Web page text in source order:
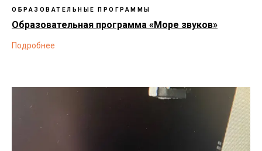
ОБРАЗОВАТЕЛЬНЫЕ ПРОГРАММЫ
Образовательная программа «Море звуков»
Подробнее